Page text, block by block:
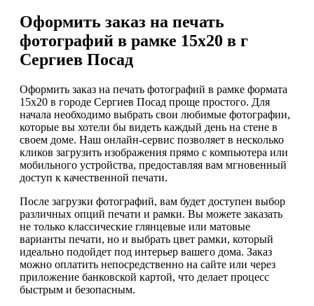
Оформить заказ на печать
фотографий в рамке 15х20 в г
Сергиев Посад
Оформить заказ на печать фотографий в рамке формата
15х20 в городе Сергиев Посад проще простого. Для
начала необходимо выбрать свои любимые фотографии,
которые вы хотели бы видеть каждый день на стене в
своем доме. Наш онлайн-сервис позволяет в несколько
кликов загрузить изображения прямо с компьютера или
мобильного устройства, предоставляя вам мгновенный
доступ к качественной печати.
После загрузки фотографий, вам будет доступен выбор
различных опций печати и рамки. Вы можете заказать
не только классические глянцевые или матовые
варианты печати, но и выбрать цвет рамки, который
идеально подойдет под интерьер вашего дома. Заказ
можно оплатить непосредственно на сайте или через
приложение банковской картой, что делает процесс
быстрым и безопасным.